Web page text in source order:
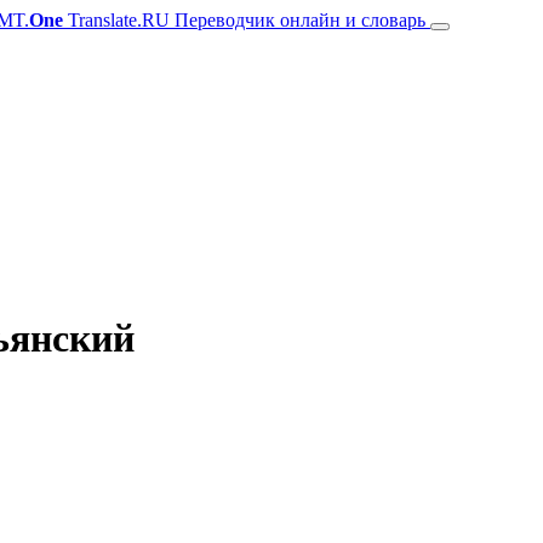
One Translate.RU Переводчик онлайн и словарь